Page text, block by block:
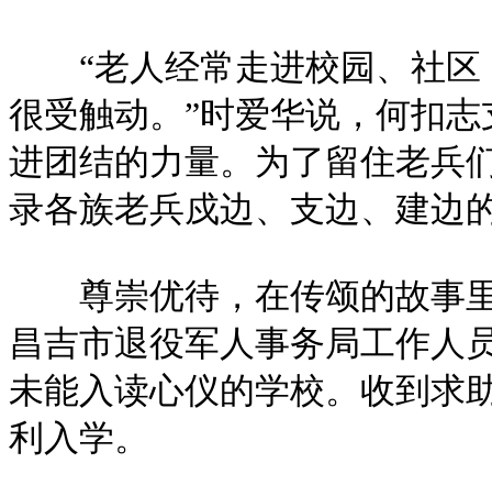
“老人经常走进校园、社区
很受触动。”时爱华说，何扣
进团结的力量。为了留住老兵
录各族老兵戍边、支边、建边
尊崇优待，在传颂的故事里
昌吉市退役军人事务局工作人
未能入读心仪的学校。收到求
利入学。